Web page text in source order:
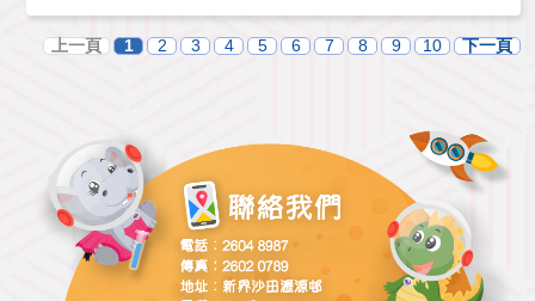
上一頁 1 2 3 4 5 6 7 8 9 10 下一頁